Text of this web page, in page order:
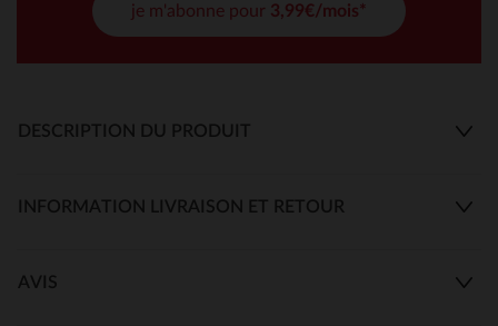
je m'abonne pour 3,99€/mois*
DESCRIPTION DU PRODUIT
INFORMATION LIVRAISON ET RETOUR
AVIS